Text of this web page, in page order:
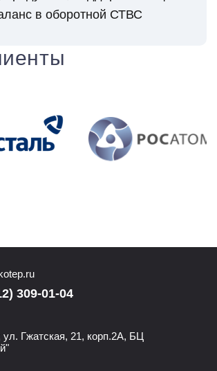
в оборотной СТВС
309-01-04
ул. Гжатская, 21, корп.2А, БЦ